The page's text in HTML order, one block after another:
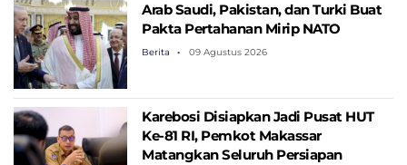
Arab Saudi, Pakistan, dan Turki Buat
Pakta Pertahanan Mirip NATO
Berita 09 Agustus 2026
Karebosi Disiapkan Jadi Pusat HUT
Ke-81 RI, Pemkot Makassar
Matangkan Seluruh Persiapan